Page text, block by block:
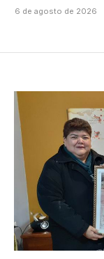
6 de agosto de 2026